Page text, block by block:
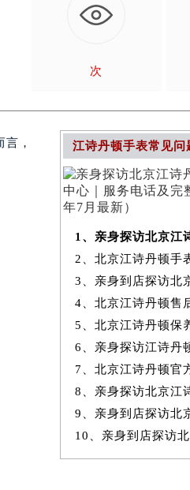
次
， 江诗丹顿手表常见问